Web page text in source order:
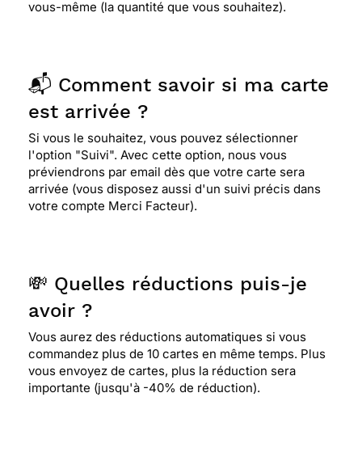
vous-même (la quantité que vous souhaitez).
📬 Comment savoir si ma carte
est arrivée ?
Si vous le souhaitez, vous pouvez sélectionner
l'option "Suivi". Avec cette option, nous vous
préviendrons par email dès que votre carte sera
arrivée (vous disposez aussi d'un suivi précis dans
votre compte Merci Facteur).
💸 Quelles réductions puis-je
avoir ?
Vous aurez des réductions automatiques si vous
commandez plus de 10 cartes en même temps. Plus
vous envoyez de cartes, plus la réduction sera
importante (jusqu'à -40% de réduction).